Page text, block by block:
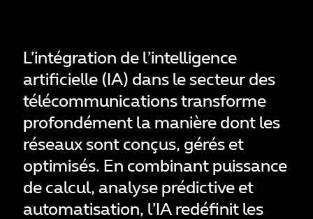
L’intégration de l’intelligence
artificielle (IA) dans le secteur des
télécommunications transforme
profondément la manière dont les
réseaux sont conçus, gérés et
optimisés. En combinant puissance
de calcul, analyse prédictive et
automatisation, l’IA redéfinit les